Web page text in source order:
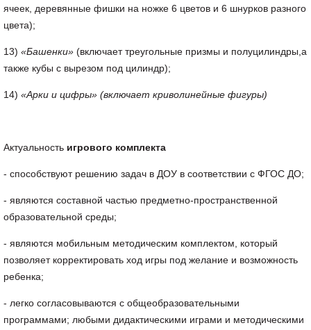
ячеек, деревянные фишки на ножке 6 цветов и 6 шнурков разного
цвета);
13) «Башенки» (включает треугольные призмы и полуцилиндры,а
также кубы с вырезом под цилиндр);
14) «Арки и цифры» (включает криволинейные фигуры)
Актуальность игрового комплекта
- способствуют решению задач в ДОУ в соответствии с ФГОС ДО;
- являются составной частью предметно-пространственной
образовательной среды;
- являются мобильным методическим комплектом, который
позволяет корректировать ход игры под желание и возможность
ребенка;
- легко согласовываются с общеобразовательными
программами; любыми дидактическими играми и методическими